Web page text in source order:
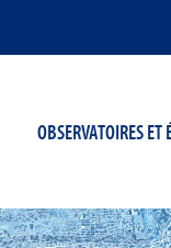
OBSERVATOIRES ET